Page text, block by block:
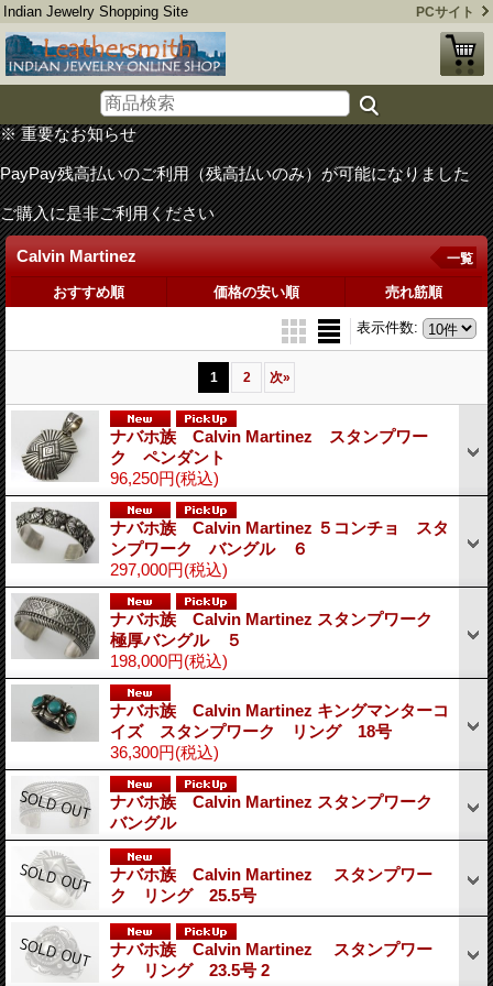
Indian Jewelry Shopping Site PCサイト
※ 重要なお知らせ
PayPay残高払いのご利用（残高払いのみ）が可能になりました
ご購入に是非ご利用ください
Calvin Martinez 一覧
おすすめ順 価格の安い順 売れ筋順
表示件数:
1 2 次»
ナバホ族 Calvin Martinez スタンプワー
ク ペンダント
96,250円(税込)
ナバホ族 Calvin Martinez ５コンチョ スタ
ンプワーク バングル ６
297,000円(税込)
ナバホ族 Calvin Martinez スタンプワーク
極厚バングル ５
198,000円(税込)
ナバホ族 Calvin Martinez キングマンターコ
イズ スタンプワーク リング 18号
36,300円(税込)
ナバホ族 Calvin Martinez スタンプワーク
バングル
ナバホ族 Calvin Martinez スタンプワー
ク リング 25.5号
ナバホ族 Calvin Martinez スタンプワー
ク リング 23.5号 2